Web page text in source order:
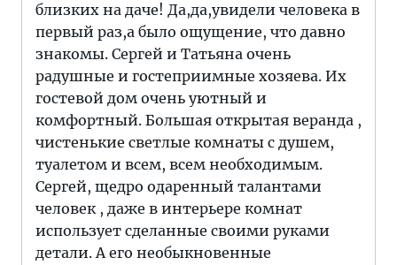
близких на даче! Да,да,увидели человека в
первый раз,а было ощущение, что давно
знакомы. Сергей и Татьяна очень
радушные и гостеприимные хозяева. Их
гостевой дом очень уютный и
комфортный. Большая открытая веранда ,
чистенькие светлые комнаты с душем,
туалетом и всем, всем необходимым.
Сергей, щедро одаренный талантами
человек , даже в интерьере комнат
использует сделанные своими руками
детали. А его необыкновенные